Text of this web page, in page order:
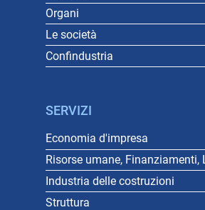
Organi
Le società
Confindustria
SERVIZI
Economia d'impresa
Risorse umane, Finanziamenti,
Industria delle costruzioni
Struttura